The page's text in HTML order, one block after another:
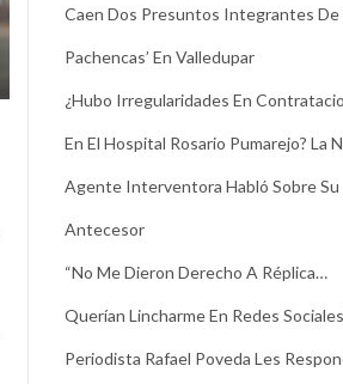
JUL
el hombre
asesinato de la
empleada de
control de garantías legalizó
debe afrontar un proceso...
Judicial Read More
Caen Dos Presuntos Integrantes De
Pachencas’ En Valledupar
¿Hubo Irregularidades En
En El Hospital Rosario Pumarejo? La
Agente Interventora Habló Sobre Su
Antecesor
“No Me Dieron Derecho A Réplica…
Querían Lincharme En Redes
Periodista Rafael Poveda Les